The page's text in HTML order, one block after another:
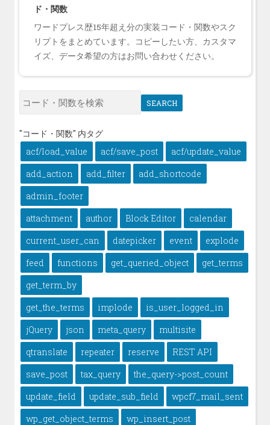
ド・関数
ワードプレス歴15年超え分の実装コード・関数やスク
リプトをまとめています。コピーしたい方、カスタマ
イズ、データ希望の方はお問い合わせください。
SEARCH
"コード・関数" 内タグ
acf/load_value
acf/save_post
acf/update_value
add_action
add_filter
add_shortcode
admin_footer
attachment
author Block Editor
calendar
current_user_can
datepicker event
explode
feed
functions get_queried_object
get_terms
get_term_by
get_the_terms
implode
is_user_logged_in
jQuery
json meta_query
multisite
qtranslate
repeater reserve
REST API
save_post
tax_query
the_query->post_count
update_field
update_sub_field
wpcf7_mail_sent
wp_get_object_terms
wp_insert_post